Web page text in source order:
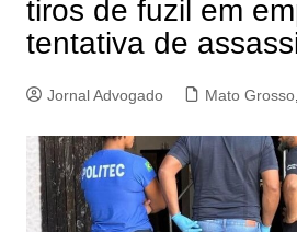
tiros de fuzil em
tentativa de
Jornal Advogado Mato Grosso,